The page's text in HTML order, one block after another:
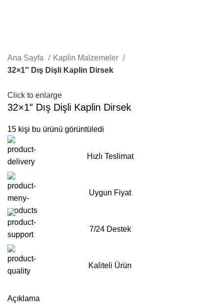
Ana Sayfa
Kaplin Malzemeler
32×1″ Dış Dişli Kaplin Dirsek
Click to enlarge
32×1″ Dış Dişli Kaplin Dirsek
15 kişi bu ürünü görüntüledi
Hızlı Teslimat
Uygun Fiyat
7/24 Destek
Kaliteli Ürün
Açıklama